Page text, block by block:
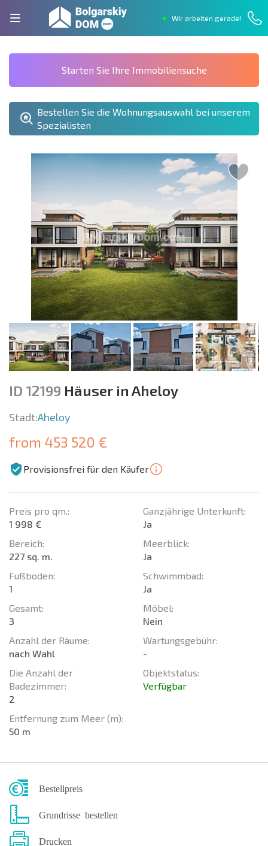
Wir arbeiten gerade!
Starten Sie Ihre Immobiliensuche
Bestellen Sie die Wohnungsauswahl bei unserem
Spezialisten
ID 12199 Häuser in Aheloy
Stadt:Aheloy
from 453 520 €
Provisionsfrei für den Käufer
Preis pro qm.:
1 998 €
Bereich:
227 sq. m.
Fußboden:
1
Gesamt:
3
Anzahl der Räume:
nach Wahl
Die Anzahl der
Badezimmer:
2
Entfernung zum Meer (m):
50 m
Ganzjährige Unterkunft:
Ja
Meerblick:
Ja
Schwimmbad:
Ja
Möbel:
Nein
Wartungsgebühr:
-
Objektstatus:
Verfügbar
Bestellpreis
Grundrisse bestellen
Drucken